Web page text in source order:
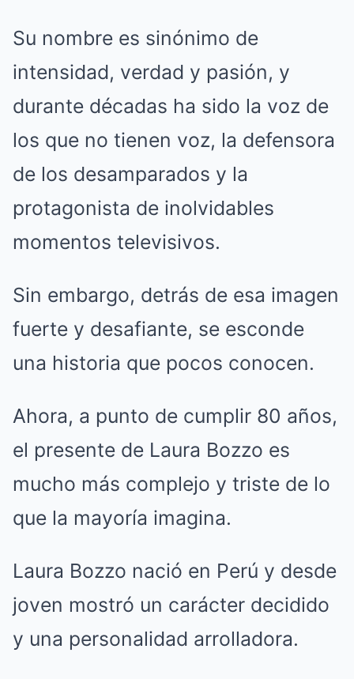
Su nombre es sinónimo de
intensidad, verdad y pasión, y
durante décadas ha sido la voz de
los que no tienen voz, la defensora
de los desamparados y la
protagonista de inolvidables
momentos televisivos.
Sin embargo, detrás de esa imagen
fuerte y desafiante, se esconde
una historia que pocos conocen.
Ahora, a punto de cumplir 80 años,
el presente de Laura Bozzo es
mucho más complejo y triste de lo
que la mayoría imagina.
Laura Bozzo nació en Perú y desde
joven mostró un carácter decidido
y una personalidad arrolladora.